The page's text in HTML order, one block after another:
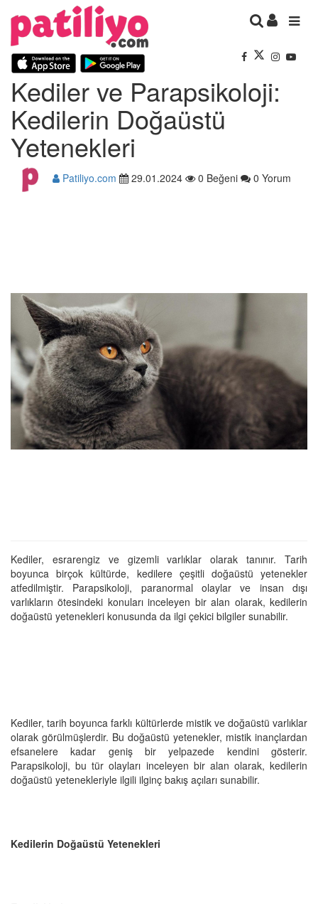
Kediler ve Parapsikoloji:
Kedilerin Doğaüstü
Yetenekleri
Patiliyo.com 29.01.2024 0 Beğeni 0 Yorum
Kediler, esrarengiz ve gizemli varlıklar olarak tanınır. Tarih
boyunca birçok kültürde, kedilere çeşitli doğaüstü yetenekler
atfedilmiştir. Parapsikoloji, paranormal olaylar ve insan dışı
varlıkların ötesindeki konuları inceleyen bir alan olarak, kedilerin
doğaüstü yetenekleri konusunda da ilgi çekici bilgiler sunabilir.
Kediler, tarih boyunca farklı kültürlerde mistik ve doğaüstü varlıklar
olarak görülmüşlerdir. Bu doğaüstü yetenekler, mistik inançlardan
efsanelere kadar geniş bir yelpazede kendini gösterir.
Parapsikoloji, bu tür olayları inceleyen bir alan olarak, kedilerin
doğaüstü yetenekleriyle ilgili ilginç bakış açıları sunabilir.
Kedilerin Doğaüstü Yetenekleri